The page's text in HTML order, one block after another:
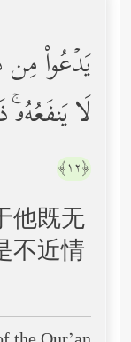
یَدۡعُواْ مِن
لَا
﴿١٢﴾
他既无
不近情